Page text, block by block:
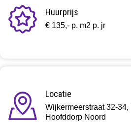
Huurprijs
€ 135,- p. m2 p. jr
Locatie
Wijkermeerstraat 32-
Hoofddorp Noord